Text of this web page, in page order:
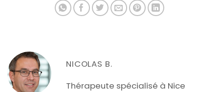
NICOLAS B.
Thérapeute spécialisé à Nice